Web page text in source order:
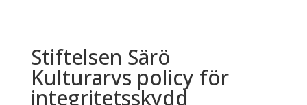
Stiftelsen Särö
Kulturarvs policy för
integritetsskydd